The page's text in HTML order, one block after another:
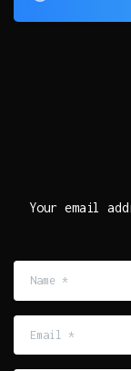
Your email
*